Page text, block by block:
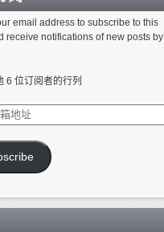
email address to subscribe to this
receive notifications of new posts by
6 位订阅者的行列